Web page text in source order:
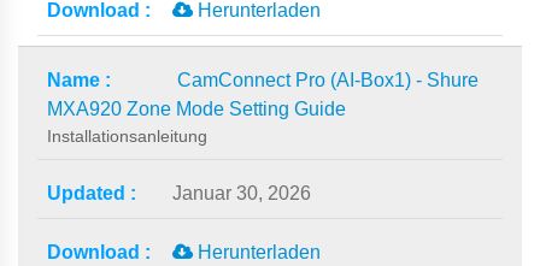
Herunterladen
CamConnect Pro (AI-Box1) - Shure
MXA920 Zone Mode Setting Guide
Installationsanleitung
Januar 30, 2026
Herunterladen